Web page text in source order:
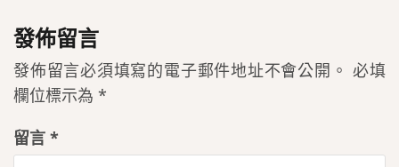
發佈留言
發佈留言必須填寫的電子郵件地址不會公開。 必填
欄位標示為 *
留言 *